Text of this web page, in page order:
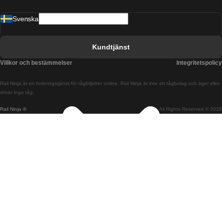
Tåg från Budapest till Bratislava
Rail Ninja ® All Rights Reserved © 2026
Rail Ninja är en bokningstjänst för tågbiljetter online. Rail Ninja är inte ett tågbolag och äger eller
driver inga tåg.
Svenska
Kundtjänst
Villkor och bestämmelser Integritetspolicy